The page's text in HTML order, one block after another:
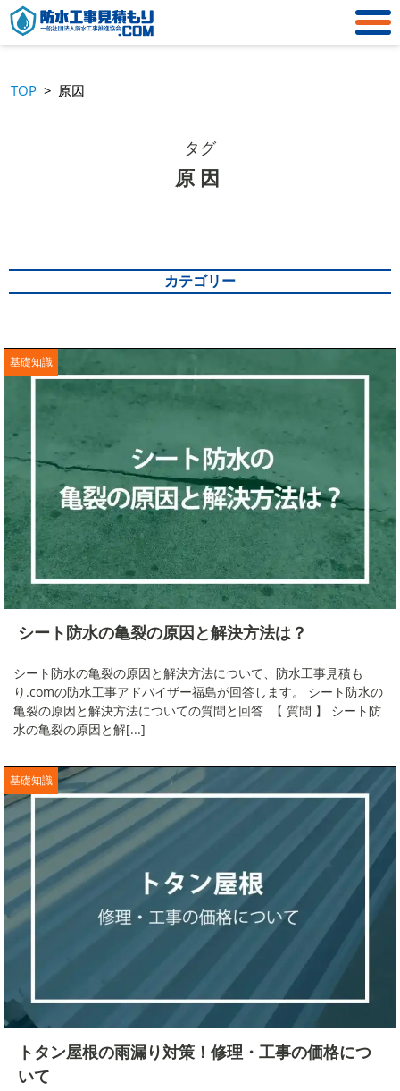
TOP 原因
タグ
原因
カテゴリー
アスファルト防水
ウレタン防水
シート防水
ハウスメーカー
ベランダ防水
マンション
外壁塗装
大規模修繕工事
太陽光パネル
屋上防水
火災保険
見積もり
防水工事よくある疑問100選
防水工事全般
シート防水の亀裂の原因と解決方法は？
基礎知識
シート防水の亀裂の原因と解決方法について、防水工事見積も
り.comの防水工事アドバイザー福島が回答します。 シート防水の
亀裂の原因と解決方法についての質問と回答 【 質問 】 シート防
水の亀裂の原因と解[...]
トタン屋根の雨漏り対策！修理・工事の価格につ
いて
基礎知識